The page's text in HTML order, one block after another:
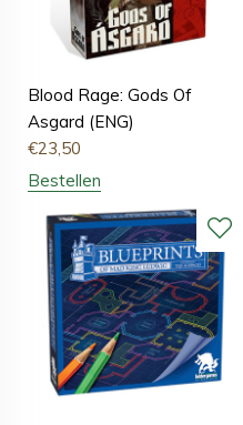
Blood Rage: Gods Of
Asgard (ENG)
€23,50
Bestellen